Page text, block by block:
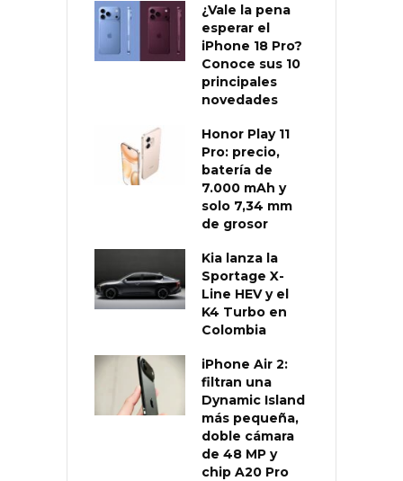
¿Vale la pena
esperar el
iPhone 18 Pro?
Conoce sus 10
principales
novedades
Honor Play 11
Pro: precio,
batería de
7.000 mAh y
solo 7,34 mm
de grosor
Kia lanza la
Sportage X-
Line HEV y el
K4 Turbo en
Colombia
iPhone Air 2:
filtran una
Dynamic Island
más pequeña,
doble cámara
de 48 MP y
chip A20 Pro